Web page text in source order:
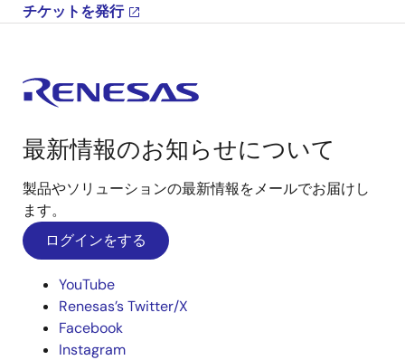
チケットを発行
最新情報のお知らせについて
製品やソリューションの最新情報をメールでお届けし
ます。
ログインをする
YouTube
Renesas’s Twitter/X
Facebook
Instagram